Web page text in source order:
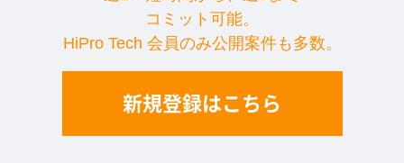
コミット可能。
HiPro Tech 会員のみ公開案件も多数。
新規登録はこちら